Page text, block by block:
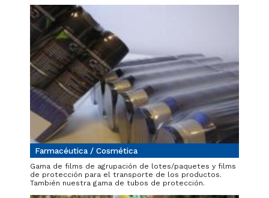
Farmacéutica / Cosmética
Gama de films de agrupación de lotes/paquetes y films
de protección para el transporte de los productos.
También nuestra gama de tubos de protección.